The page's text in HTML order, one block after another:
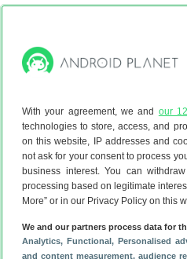
With your agreement, we and our
technologies to store, access, and
on this website, IP addresses and
not ask for your consent to process
business interest. You can
processing based on legitimate
More” or in our Privacy Policy on this
We and our partners process data for
Analytics, Functional, Personalised
and content measurement, audience
gekregen?
Achtergrond